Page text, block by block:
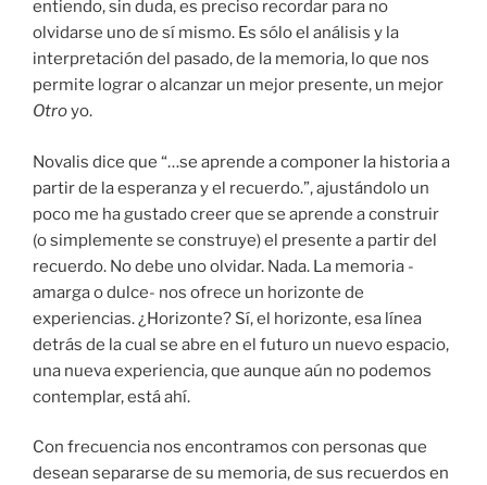
entiendo, sin duda, es preciso recordar para no
olvidarse uno de sí mismo. Es sólo el análisis y la
interpretación del pasado, de la memoria, lo que nos
permite lograr o alcanzar un mejor presente, un mejor
Otroyo.
Novalis dice que “…se aprende a componer la historia a
partir de la esperanza y el recuerdo.”, ajustándolo un
poco me ha gustado creer que se aprende a construir
(o simplemente se construye) el presente a partir del
recuerdo. No debe uno olvidar. Nada. La memoria -
amarga o dulce- nos ofrece un horizonte de
experiencias. ¿Horizonte? Sí, el horizonte, esa línea
detrás de la cual se abre en el futuro un nuevo espacio,
una nueva experiencia, que aunque aún no podemos
contemplar, está ahí.
Con frecuencia nos encontramos con personas que
desean separarse de su memoria, de sus recuerdos en